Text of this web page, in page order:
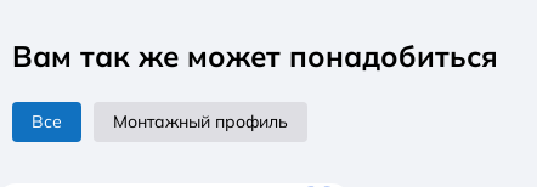
Вам так же может понадобиться
Все Монтажный профиль